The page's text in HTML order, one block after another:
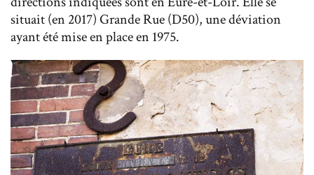
situait (en 2017) Grande Rue (D50), une déviation
ayant été mise en place en 1975.